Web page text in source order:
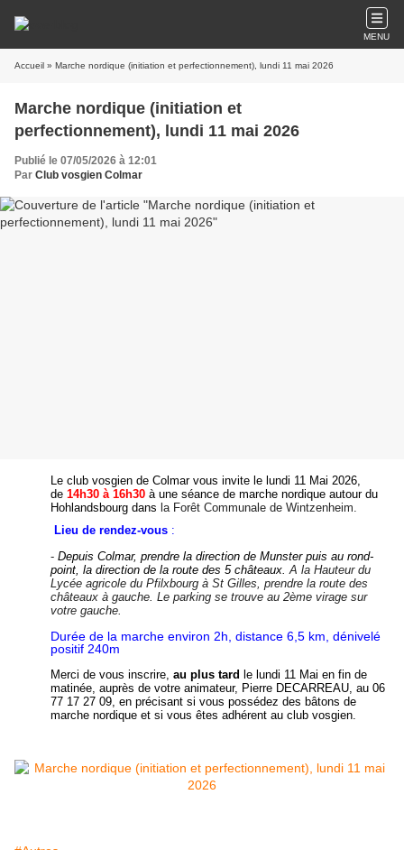
MENU
Accueil » Marche nordique (initiation et perfectionnement), lundi 11 mai 2026
Marche nordique (initiation et
perfectionnement), lundi 11 mai 2026
Publié le 07/05/2026 à 12:01
Par Club vosgien Colmar
Le club vosgien de Colmar vous invite le lundi 11 Mai 2026,
de14h30 à 16h30 à une séance de marche nordique autour du
Hohlandsbourg dans la Forêt Communale de Wintzenheim.
Lieu de rendez-vous :
- Depuis Colmar, prendre la direction de Munster puis au rond-
point, la direction de la route des 5 châteaux.A la Hauteur du
Lycée agricole du Pfilxbourg à St Gilles, prendre la route des
châteaux à gauche. Le parking se trouve au 2ème virage sur
votre gauche.
Durée de la marche environ 2h, distance 6,5 km, dénivelé
positif 240m
Merci de vous inscrire, au plus tard le lundi 11 Mai en fin de
matinée, auprès de votre animateur, Pierre DECARREAU, au 06
77 17 27 09, en précisant si vous possédez des bâtons de
marche nordique et si vous êtes adhérent au club vosgien.